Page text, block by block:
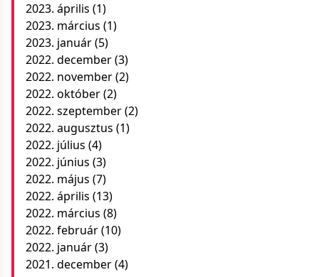
2023. április (1)
2023. március (1)
2023. január(5)
2022. december(3)
2022. november(2)
2022. október(2)
2022. szeptember(2)
2022. augusztus (1)
2022. július (4)
2022. június (3)
2022. május (7)
2022. április (13)
2022. március (8)
2022. február(10)
2022. január(3)
2021. december(4)